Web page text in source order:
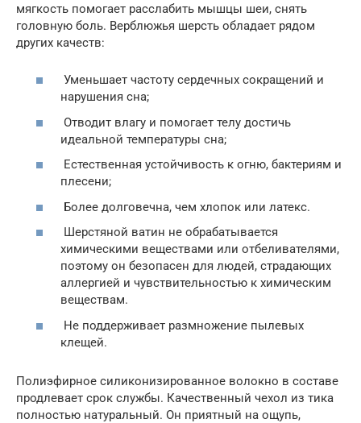
мягкость помогает расслабить мышцы шеи, снять
головную боль. Верблюжья шерсть обладает рядом
других качеств:
Уменьшает частоту сердечных сокращений и
нарушения сна;
Отводит влагу и помогает телу достичь
идеальной температуры сна;
Естественная устойчивость к огню, бактериям и
плесени;
Более долговечна, чем хлопок или латекс.
Шерстяной ватин не обрабатывается
химическими веществами или отбеливателями,
поэтому он безопасен для людей, страдающих
аллергией и чувствительностью к химическим
веществам.
Не поддерживает размножение пылевых
клещей.
Полиэфирное силиконизированное волокно в составе
продлевает срок службы. Качественный чехол из тика
полностью натуральный. Он приятный на ощупь,